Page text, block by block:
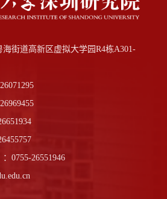
街道高新区虚拟大学园R4栋A301-
0755-26551946